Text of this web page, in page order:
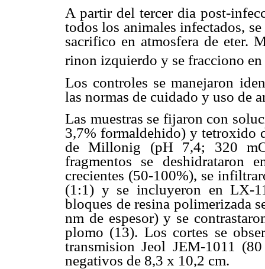
A partir del tercer dia post-
todos los animales infectados,
sacrifico en atmosfera de eter.
rinon izquierdo y se fracciono
Los controles se manejaron
las normas de cuidado y uso de
Las muestras se fijaron con
3,7% formaldehido) y tetroxido
de Millonig (pH 7,4; 320
fragmentos se deshidrataron
crecientes (50-100%), se
(1:1) y se incluyeron en LX-
bloques de resina polimerizada
nm de espesor) y se
plomo (13). Los cortes se
transmision Jeol JEM-1011
negativos de 8,3 x 10,2 cm.